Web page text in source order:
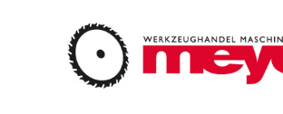
Zum Hauptinhalt springen